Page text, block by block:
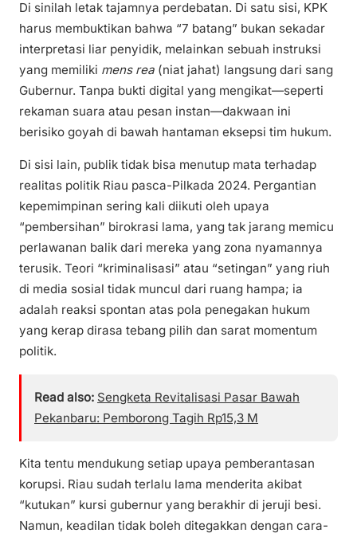
Di sinilah letak tajamnya perdebatan. Di satu sisi, KPK
harus membuktikan bahwa “7 batang” bukan sekadar
interpretasi liar penyidik, melainkan sebuah instruksi
yang memiliki mens rea (niat jahat) langsung dari sang
Gubernur. Tanpa bukti digital yang mengikat—seperti
rekaman suara atau pesan instan—dakwaan ini
berisiko goyah di bawah hantaman eksepsi tim hukum.
Di sisi lain, publik tidak bisa menutup mata terhadap
realitas politik Riau pasca-Pilkada 2024. Pergantian
kepemimpinan sering kali diikuti oleh upaya
“pembersihan” birokrasi lama, yang tak jarang memicu
perlawanan balik dari mereka yang zona nyamannya
terusik. Teori “kriminalisasi” atau “setingan” yang riuh
di media sosial tidak muncul dari ruang hampa; ia
adalah reaksi spontan atas pola penegakan hukum
yang kerap dirasa tebang pilih dan sarat momentum
politik.
Read also: Sengketa Revitalisasi Pasar Bawah
Pekanbaru: Pemborong Tagih Rp15,3 M
Kita tentu mendukung setiap upaya pemberantasan
korupsi. Riau sudah terlalu lama menderita akibat
“kutukan” kursi gubernur yang berakhir di jeruji besi.
Namun, keadilan tidak boleh ditegakkan dengan cara-